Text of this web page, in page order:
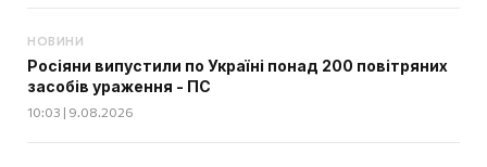
НОВИНИ
Росіяни випустили по Україні понад 200 повітряних
засобів ураження - ПС
10:03 | 9.08.2026